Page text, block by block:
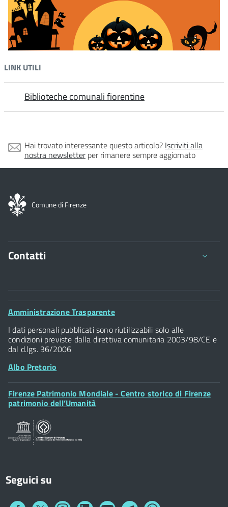
LINK UTILI
Biblioteche comunali fiorentine
Hai trovato interessante questo articolo? Iscriviti alla
nostra newsletterper rimanere sempre aggiornato
Comune di Firenze
Contatti
Comune di Firenze
Palazzo Vecchio
Piazza della Signoria - 50122, Firenze
P.IVA 01307110484
Posta Elettronica Certificata
Footer
Amministrazione Trasparente
I dati personali pubblicati sono riutilizzabili solo alle
condizioni previste dalla direttiva comunitaria 2003/98/CE e
dal d.lgs. 36/2006
Albo Pretorio
Footer
Widget
Firenze Patrimonio Mondiale - Centro storico di Firenze
patrimonio dell’Umanità
Seguici su